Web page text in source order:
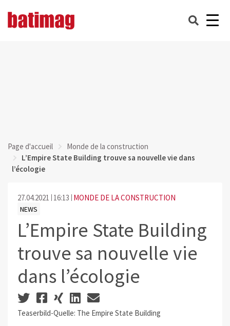
Page d'accueil
Monde de la construction
L’Empire State Building trouve sa nouvelle vie dans
l’écologie
27.04.2021 16:13 MONDE DE LA CONSTRUCTION
NEWS
L’Empire State Building
trouve sa nouvelle vie
dans l’écologie
Teaserbild-Quelle: The Empire State Building